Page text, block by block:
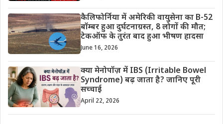
कैलिफोर्निया में अमेरिकी वायुसेना का B-52
बॉम्बर हुआ दुर्घटनाग्रस्त, 8 लोगों की मौत;
टेकऑफ के तुरंत बाद हुआ भीषण हादसा
June 16, 2026
क्या मेनोपॉज़ में IBS (Irritable Bowel
Syndrome) बढ़ जाता है? जानिए पूरी
सच्चाई
April 22, 2026